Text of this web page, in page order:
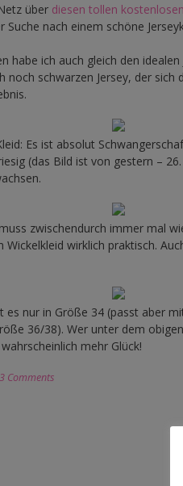
über diesen tollen
Suche nach einem schöne
habe ich auch gleich den
noch schwarzen Jersey, der
Es ist absolut
(das Bild ist von gestern –
zwischendurch immer mal
Wickelkleid wirklich praktisch.
es nur in Größe 34 (passt aber
36/38). Wer unter dem
wahrscheinlich mehr Glück!
Comments